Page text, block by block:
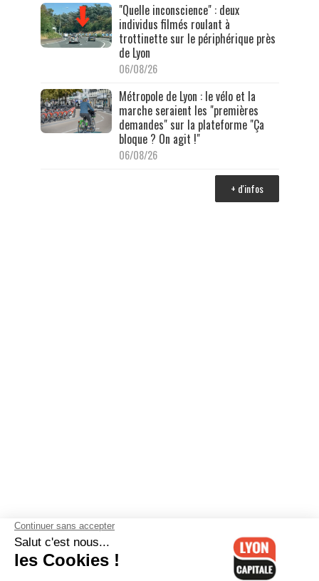
"Quelle inconscience" : deux
individus filmés roulant à
trottinette sur le périphérique près
de Lyon
06/08/26
Métropole de Lyon : le vélo et la
marche seraient les "premières
demandes" sur la plateforme "Ça
bloque ? On agit !"
06/08/26
+ d'infos